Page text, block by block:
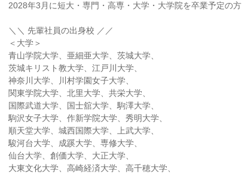
2028年3月に短大・専門・高専・大学・大学院を卒業予定の方
＼＼ 先輩社員の出身校 ／／
＜大学＞
青山学院大学、亜細亜大学、茨城大学、
茨城キリスト教大学、江戸川大学、
神奈川大学、川村学園女子大学、
関東学院大学、北里大学、共栄大学、
国際武道大学、国士舘大学、駒澤大学、
駒沢女子大学、作新学院大学、秀明大学、
順天堂大学、城西国際大学、上武大学、
駿河台大学、成蹊大学、専修大学、
仙台大学、創価大学、大正大学、
大東文化大学、高崎経済大学、高千穂大学、